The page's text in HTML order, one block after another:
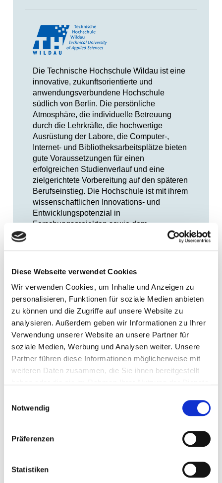
Diese Webseite verwendet Cookies
Wir verwenden Cookies, um Inhalte und Anzeigen zu
personalisieren, Funktionen für soziale Medien anbieten
zu können und die Zugriffe auf unsere Website zu
analysieren. Außerdem geben wir Informationen zu Ihrer
Verwendung unserer Website an unsere Partner für
soziale Medien, Werbung und Analysen weiter. Unsere
Partner führen diese Informationen möglicherweise mit
weiteren Daten zusammen, die Sie ihnen bereitgestellt
Notwendig
Präferenzen
Statistiken
Die Technische Hochschule Wildau ist eine
innovative, zukunftsorientierte und
anwendungsverbundene Hochschule
südlich von Berlin. Die persönliche
Atmosphäre, die individuelle Betreuung
durch die Lehrkräfte, die hochwertige
Ausrüstung der Labore, die Computer-,
Internet- und Bibliotheksarbeitsplätze bieten
gute Voraussetzungen für einen
erfolgreichen Studienverlauf und eine
zielgerichtete Vorbereitung auf den späteren
Berufseinstieg. Die Hochschule ist mit ihrem
wissenschaftlichen Innovations- und
Entwicklungspotenzial in
Forschungsprojekten sowie dem
Großunternehmen. Das zugehörige
von Prof. Dr.-Ing. Wolfgang Rüther-Kindel
hat in der Vergangenheit eine Vielzahl von
Forschungsprojekten im Bereich der
unbemannten und Allgemeinen Luftfahrt
erfolgreich durchgeführt und dabei
umfassende Kompetenzen erworben. Diese
umfassen alle Gebiete vom Entwurf,
Auslegung und Konstruktion, dem
verschiedenen Anwendungen. Die
Projekt ist die Erforschung und Entwicklung
des Anwendungsfalls intelligente Drohnen.